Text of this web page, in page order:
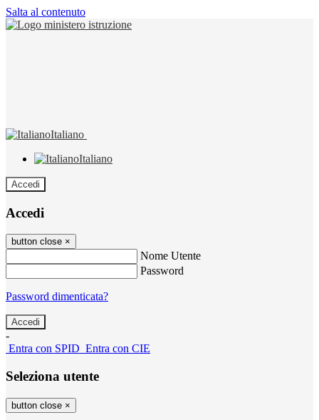
Salta al contenuto
Italiano
Italiano
Accedi
Accedi
button close ×
Nome Utente
Password
Password dimenticata?
-
Entra con SPID Entra con CIE
Seleziona utente
button close ×